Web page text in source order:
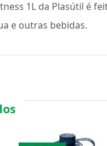
1L da Plasútil é
e outras bebidas.